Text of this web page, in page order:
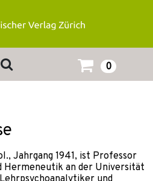
0
Jahrgang 1941, ist Professor
Hermeneutik an der Universität